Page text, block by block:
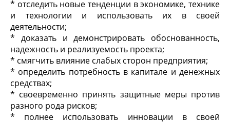
* отследить новые тенденции в экономике, технике
и технологии и использовать их в своей
деятельности;
* доказать и демонстрировать обоснованность,
надежность и реализуемость проекта;
* смягчить влияние слабых сторон предприятия;
* определить потребность в капитале и денежных
средствах;
* своевременно принять защитные меры против
разного рода рисков;
* полнее использовать инновации в своей